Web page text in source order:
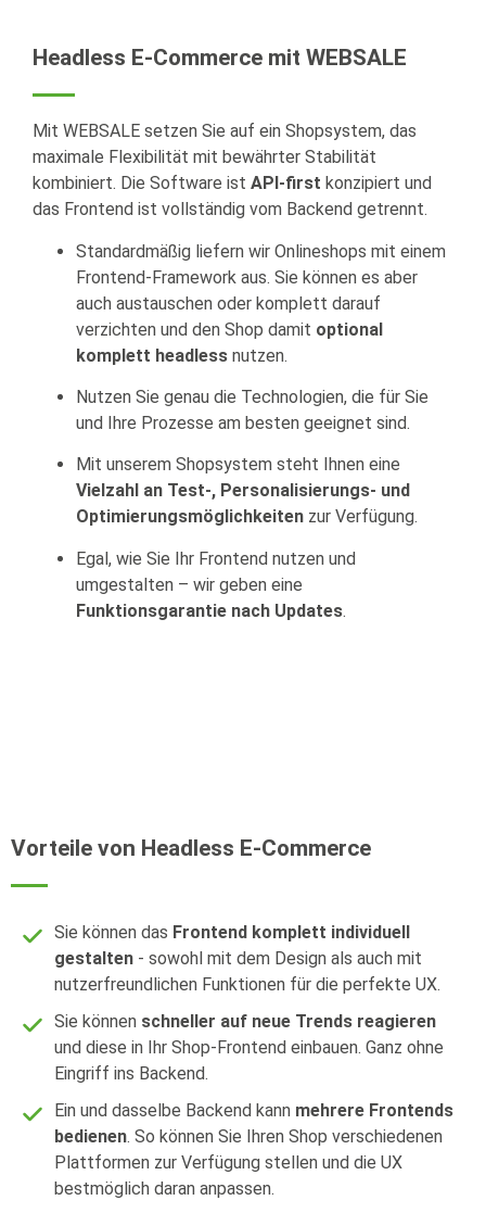
Headless E-Commerce mit WEBSALE
Mit WEBSALE setzen Sie auf ein Shopsystem, das
maximale Flexibilität mit bewährter Stabilität
kombiniert. Die Software ist API-first konzipiert und
das Frontend ist vollständig vom Backend getrennt.
Standardmäßig liefern wir Onlineshops mit einem
Frontend-Framework aus. Sie können es aber
auch austauschen oder komplett darauf
verzichten und den Shop damit optional
komplett headless nutzen.
Nutzen Sie genau die Technologien, die für Sie
und Ihre Prozesse am besten geeignet sind.
Mit unserem Shopsystem steht Ihnen eine
Vielzahl an Test-, Personalisierungs- und
Optimierungsmöglichkeiten zur Verfügung.
Egal, wie Sie Ihr Frontend nutzen und
umgestalten – wir geben eine
Funktionsgarantie nach Updates.
Vorteile von Headless E-Commerce
Sie können das Frontend komplett individuell
gestalten - sowohl mit dem Design als auch mit
nutzerfreundlichen Funktionen für die perfekte UX.
Sie können schneller auf neue Trends reagieren
und diese in Ihr Shop-Frontend einbauen. Ganz ohne
Eingriff ins Backend.
Ein und dasselbe Backend kann mehrere Frontends
bedienen. So können Sie Ihren Shop verschiedenen
Plattformen zur Verfügung stellen und die UX
bestmöglich daran anpassen.